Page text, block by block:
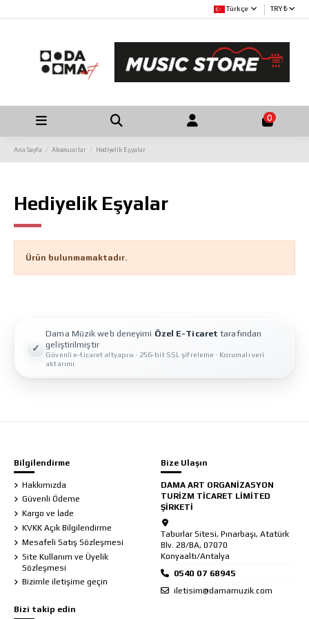
Türkçe TRY ₺
0
Ana Sayfa Aksesuarlar Hediyelik Eşyalar
Hediyelik Eşyalar
Ürün bulunmamaktadır.
✓
Dama Müzik web deneyimi Özel E-Ticaret tarafından
geliştirilmiştir
Güvenli e-ticaret altyapısı · 256-bit SSL şifreleme · Korumalı veri
aktarımı
Bilgilendirme
Hakkımızda
Güvenli Ödeme
Kargo ve İade
KVKK Açık Bilgilendirme
Mesafeli Satış Sözleşmesi
Site Kullanım ve Üyelik
Sözleşmesi
Bizimle iletişime geçin
Bize Ulaşın
DAMA ART ORGANİZASYON
TURİZM TİCARET LİMİTED
ŞİRKETİ
Taburlar Sitesi, Pınarbaşı, Atatürk
Blv. 28/BA, 07070
Konyaaltı/Antalya
iletisim@damamuzik.com
Bizi takip edin